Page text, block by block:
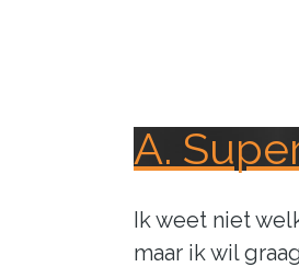
A.
Ik weet niet
maar ik wil